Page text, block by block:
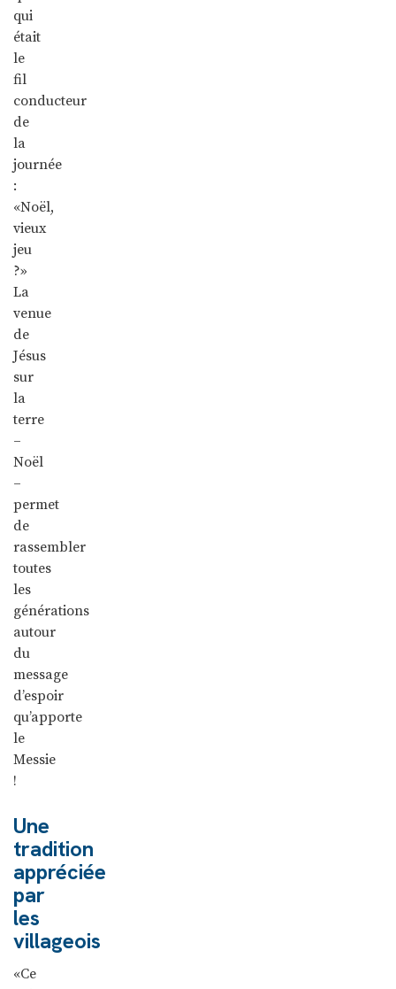
qui
était
le
fil
conducteur
de
la
journée
:
«Noël,
vieux
jeu
?»
La
venue
de
Jésus
sur
la
terre
–
Noël
–
permet
de
rassembler
toutes
les
générations
autour
du
message
d’espoir
qu’apporte
le
Messie
!
Une
tradition
appréciée
par
les
villageois
«Ce